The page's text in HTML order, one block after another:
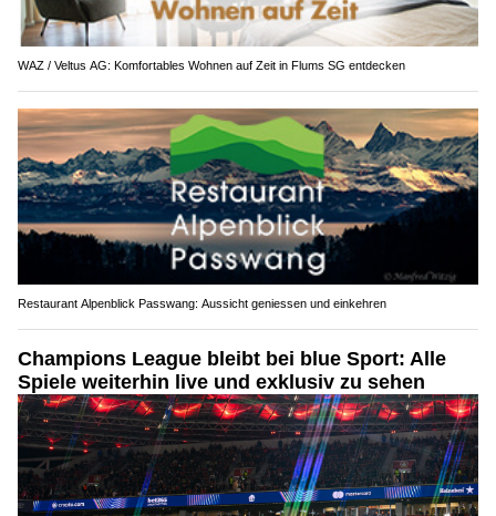
WAZ / Veltus AG: Komfortables Wohnen auf Zeit in Flums SG entdecken
Restaurant Alpenblick Passwang: Aussicht geniessen und einkehren
Champions League bleibt bei blue Sport: Alle
Spiele weiterhin live und exklusiv zu sehen